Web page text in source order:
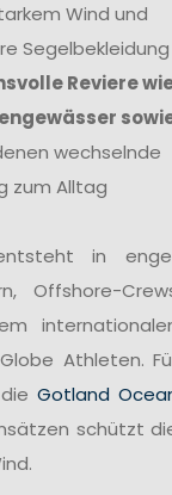
Wind und
Segelbekleidung
Reviere
wechselnde
zum Alltag
in
Offshore-
Athleten.
dieGotland
schützt